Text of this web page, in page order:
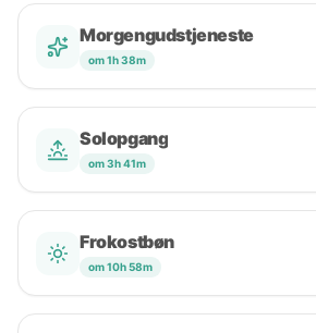
Morgengudstjeneste
om 1h 38m
Solopgang
om 3h 41m
Frokostbøn
om 10h 58m